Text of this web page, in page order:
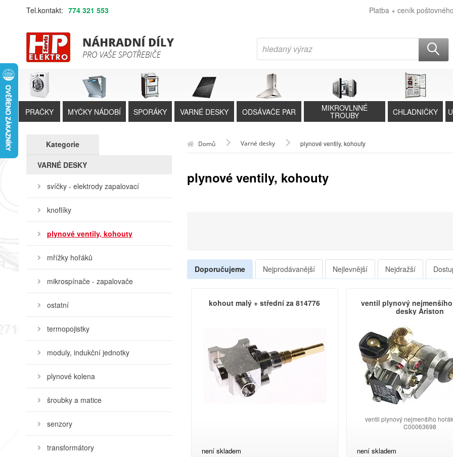
Tel.kontakt: 774 321 553 Platba + ceník poštovného
PRAČKY MYČKY NÁDOBÍ SPORÁKY VARNÉ DESKY ODSÁVAČE PAR MIKROVLNNÉ
TROUBY CHLADNIČKY
Kategorie
VARNÉ DESKY
svíčky - elektrody zapalovací
knoflíky
plynové ventily, kohouty
mřížky hořáků
mikrospínače - zapalovače
ostatní
termopojistky
moduly, indukční jednotky
plynové kolena
šroubky a matice
senzory
transformátory
Domů Varné desky plynové ventily, kohouty
plynové ventily, kohouty
Doporučujeme Nejprodávanější Nejlevnější Nejdražší
kohout malý + střední za 814776
není skladem
ventil plynový
desky Ariston
ventil plynový nejmenšího
C00063698
není skladem